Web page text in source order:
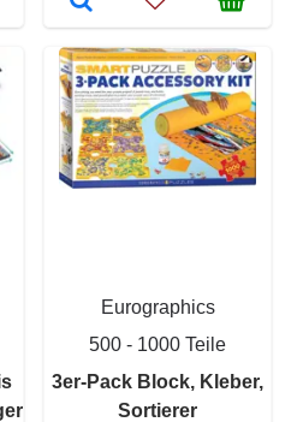
Eurographics
500 - 1000 Teile
3er-Pack Block, Kleber,
Sortierer